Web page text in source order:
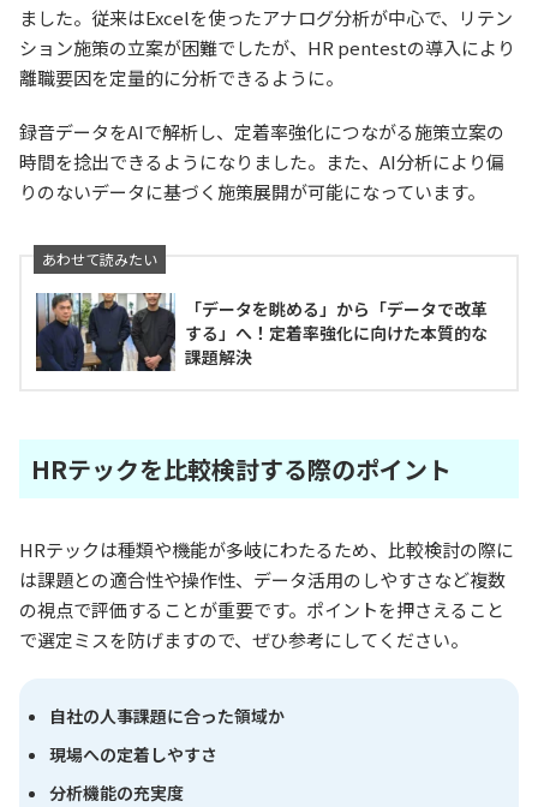
ました。従来はExcelを使ったアナログ分析が中心で、リテン
ション施策の立案が困難でしたが、HR pentestの導入により
離職要因を定量的に分析できるように。
録音データをAIで解析し、定着率強化につながる施策立案の
時間を捻出できるようになりました。また、AI分析により偏
りのないデータに基づく施策展開が可能になっています。
「データを眺める」から「データで改革
する」へ！定着率強化に向けた本質的な
課題解決
HRテックを比較検討する際のポイント
HRテックは種類や機能が多岐にわたるため、比較検討の際に
は課題との適合性や操作性、データ活用のしやすさなど複数
の視点で評価することが重要です。ポイントを押さえること
で選定ミスを防げますので、ぜひ参考にしてください。
自社の人事課題に合った領域か
現場への定着しやすさ
分析機能の充実度